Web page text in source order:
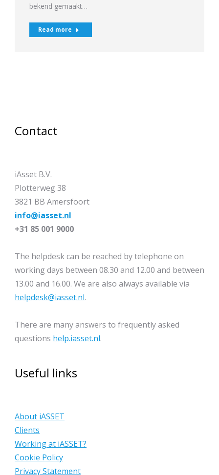
bekend gemaakt…
Read more
Contact
iAsset B.V.
Plotterweg 38
3821 BB Amersfoort
info@iasset.nl
+31 85 001 9000
The helpdesk can be reached by telephone on
working days between 08.30 and 12.00 and between
13.00 and 16.00. We are also always available via
helpdesk@iasset.nl.
There are many answers to frequently asked
questions help.iasset.nl.
Useful links
About iASSET
Clients
Working at iASSET?
Cookie Policy
Privacy Statement